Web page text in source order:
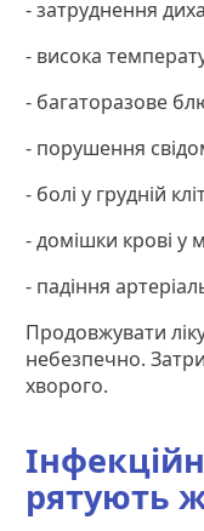
- затруднення
- висока
- багаторазове
- порушення
- болі у грудній
- домішки крові у
- падіння
Продовжувати
небезпечно.
хворого.
рятують